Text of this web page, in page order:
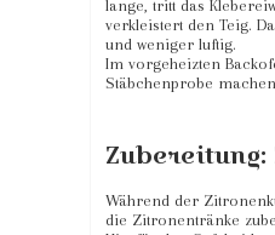
lange, tritt das
verkleistert den Teig.
und weniger luftig.
Im vorgeheizten
Stäbchenprobe
Während der
die Zitronentränke